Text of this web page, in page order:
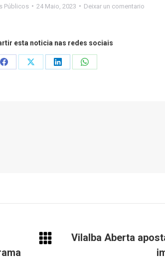
Públicos 24 Maio, 2023 Deixar un comentario
esta noticia nas redes sociais
Share
Share
Share
Share
Next
Vilalba Aberta